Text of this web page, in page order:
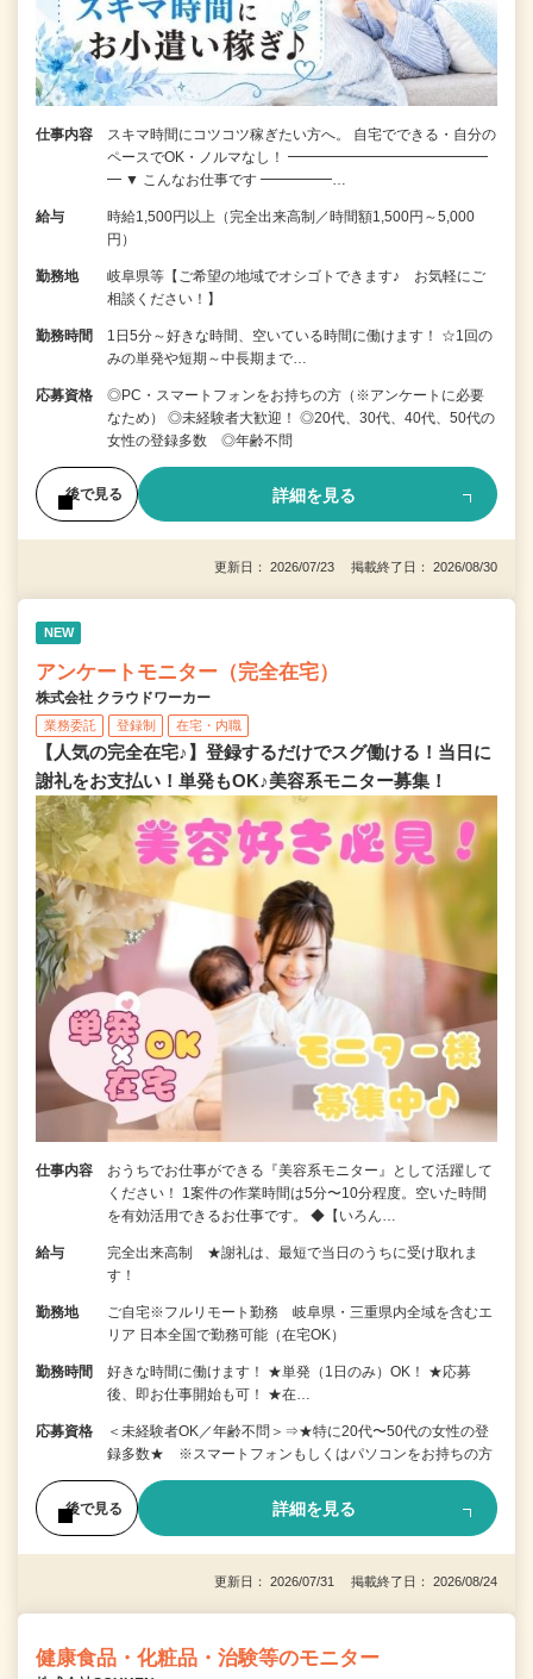
仕事内容
スキマ時間にコツコツ稼ぎたい方へ。 自宅でできる・自分の
ペースでOK・ノルマなし！ ━━━━━━━━━━━━━━
━ ▼ こんなお仕事です ━━━━━…
給与
時給1,500円以上（完全出来高制／時間額1,500円～5,000
円）
勤務地
岐阜県等【ご希望の地域でオシゴトできます♪ お気軽にご
相談ください！】
勤務時間
1日5分～好きな時間、空いている時間に働けます！ ☆1回の
みの単発や短期～中長期まで…
応募資格
◎PC・スマートフォンをお持ちの方（※アンケートに必要
なため） ◎未経験者大歓迎！ ◎20代、30代、40代、50代の
女性の登録多数 ◎年齢不問
後で見る 詳細を見る
更新日： 2026/07/23 掲載終了日： 2026/08/30
NEW
アンケートモニター（完全在宅）
株式会社 クラウドワーカー
業務委託 登録制 在宅・内職
【人気の完全在宅♪】登録するだけでスグ働ける！当日に
謝礼をお支払い！単発もOK♪美容系モニター募集！
仕事内容
おうちでお仕事ができる『美容系モニター』として活躍して
ください！ 1案件の作業時間は5分〜10分程度。空いた時間
を有効活用できるお仕事です。 ◆【いろん…
給与
完全出来高制 ★謝礼は、最短で当日のうちに受け取れま
す！
勤務地
ご自宅※フルリモート勤務 岐阜県・三重県内全域を含むエ
リア 日本全国で勤務可能（在宅OK）
勤務時間
好きな時間に働けます！ ★単発（1日のみ）OK！ ★応募
後、即お仕事開始も可！ ★在…
応募資格
＜未経験者OK／年齢不問＞⇒★特に20代〜50代の女性の登
録多数★ ※スマートフォンもしくはパソコンをお持ちの方
後で見る 詳細を見る
更新日： 2026/07/31 掲載終了日： 2026/08/24
健康食品・化粧品・治験等のモニター